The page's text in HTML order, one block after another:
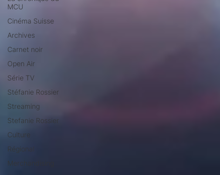
MCU
Cinéma Suisse
Archives
Carnet noir
Open Air
Série TV
Stéfanie Rossier
Streaming
Stefanie Rossier
Culture
Régional
Merchandising